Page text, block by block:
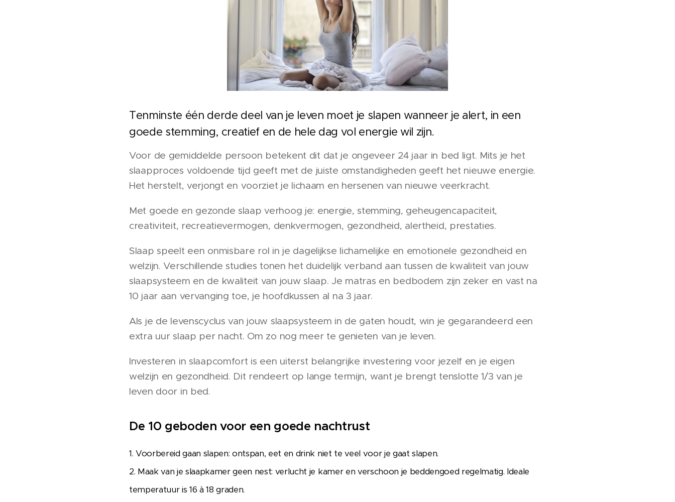
Tenminste één derde deel van je leven moet je slapen wanneer je alert, in een
goede stemming, creatief en de hele dag vol energie wil zijn.
Voor de gemiddelde persoon betekent dit dat je ongeveer 24 jaar in bed ligt. Mits je het
slaapproces voldoende tijd geeft met de juiste omstandigheden geeft het nieuwe energie.
Het herstelt, verjongt en voorziet je lichaam en hersenen van nieuwe veerkracht.
Met goede en gezonde slaap verhoog je: energie, stemming, geheugencapaciteit,
creativiteit, recreatievermogen, denkvermogen, gezondheid, alertheid, prestaties.
Slaap speelt een onmisbare rol in je dagelijkse lichamelijke en emotionele gezondheid en
welzijn. Verschillende studies tonen het duidelijk verband aan tussen de kwaliteit van jouw
slaapsysteem en de kwaliteit van jouw slaap. Je matras en bedbodem zijn zeker en vast na
10 jaar aan vervanging toe, je hoofdkussen al na 3 jaar.
Als je de levenscyclus van jouw slaapsysteem in de gaten houdt, win je gegarandeerd een
extra uur slaap per nacht. Om zo nog meer te genieten van je leven.
Investeren in slaapcomfort is een uiterst belangrijke investering voor jezelf en je eigen
welzijn en gezondheid. Dit rendeert op lange termijn, want je brengt tenslotte 1/3 van je
leven door in bed.
De 10 geboden voor een goede nachtrust
1. Voorbereid gaan slapen: ontspan, eet en drink niet te veel voor je gaat slapen.
2. Maak van je slaapkamer geen nest: verlucht je kamer en verschoon je beddengoed regelmatig. Ideale
temperatuur is 16 à 18 graden.